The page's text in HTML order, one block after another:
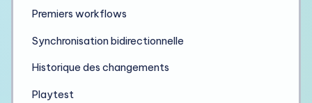
Premiers workflows
Synchronisation bidirectionnelle
Historique des changements
Playtest